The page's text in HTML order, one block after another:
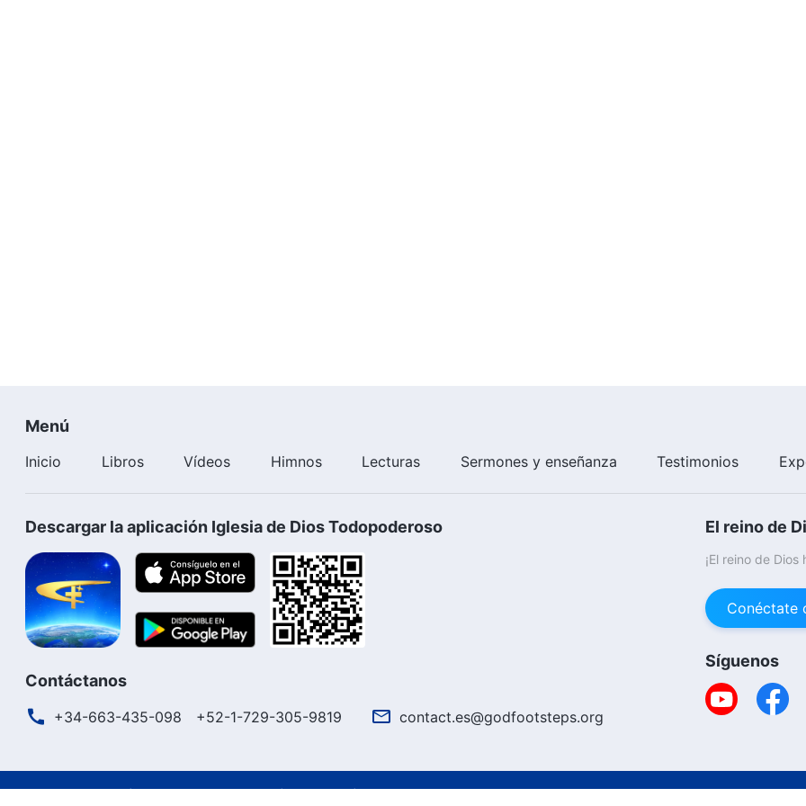
Menú
Inicio Libros Vídeos Himnos Lecturas Sermones y enseñanza Testimonios
Descargar la aplicación Iglesia de Dios Todopoderoso
Contáctanos
+34-663-435-098 +52-1-729-305-9819 contact.es@godfootsteps.org
El reino de
¡El reino de
Conéctate
Síguenos